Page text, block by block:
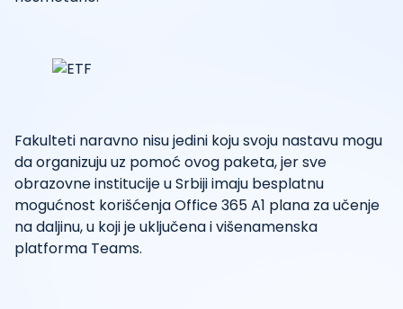
Fakulteti naravno nisu jedini koju svoju nastavu mogu
da organizuju uz pomoć ovog paketa, jer sve
obrazovne institucije u Srbiji imaju besplatnu
mogućnost korišćenja Office 365 A1 plana za učenje
na daljinu, u koji je uključena i višenamenska
platforma Teams.